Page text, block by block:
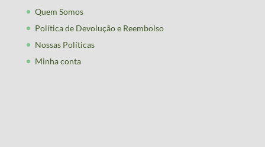
Quem Somos
Política de Devolução e Reembolso
Nossas Políticas
Minha conta